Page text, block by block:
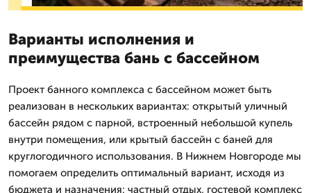
Варианты исполнения и
преимущества бань с бассейном
Проект банного комплекса с бассейном может быть
реализован в нескольких вариантах: открытый уличный
бассейн рядом с парной, встроенный небольшой купель
внутри помещения, или крытый бассейн с баней для
круглогодичного использования. В Нижнем Новгороде мы
помогаем определить оптимальный вариант, исходя из
бюджета и назначения: частный отдых, гостевой комплекс